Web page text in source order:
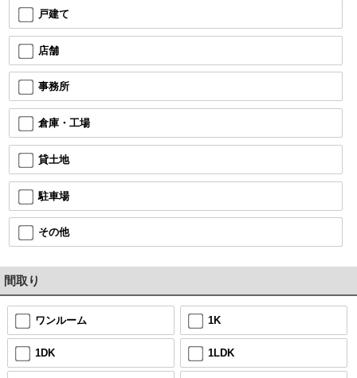
戸建て
店舗
事務所
倉庫・工場
貸土地
駐車場
その他
間取り
ワンルーム 1K
1DK 1LDK